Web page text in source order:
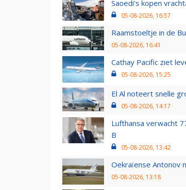
Saoedi’s kopen
05-08-2026, 16:57
Raamstoeltje in de
05-08-2026, 16:41
Cathay Pacific ziet
05-08-2026, 15:25
El Al noteert snelle
05-08-2026, 14:17
Lufthansa verwacht
B
05-08-2026, 13:42
Oekraïense Antonov
05-08-2026, 13:18